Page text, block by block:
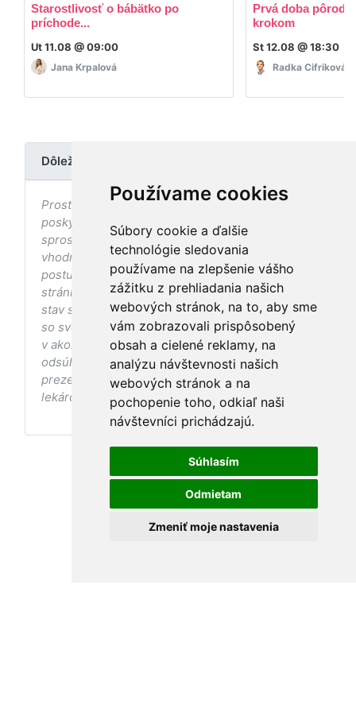
Používame cookies
Súbory cookie a ďalšie
technológie sledovania
používame na zlepšenie vášho
zážitku z prehliadania našich
webových stránok, na to, aby sme
vám zobrazovali prispôsobený
obsah a cielené reklamy, na
analýzu návštevnosti našich
webových stránok a na
pochopenie toho, odkiaľ naši
návštevníci prichádzajú.
Súhlasím
Odmietam
Zmeniť moje nastavenia
Starostlivosť o bábätko po
príchode...
Ut 11.08 @ 09:00
Jana Krpalová
Prvá doba
krokom
St 12.08 @ 18:30
Radka Cifriková
Dôležité upozornenie
Prostredníctvom stránky nedochádza k
poskytovaniu zdravotnej starostlivosti, ani k jej
sprostredkovaniu, ani k jej nahrádzaniu. O
vhodných postupoch v oblasti zdravia, vhodnosti
postupov a odporúčaní prezentovaných na
stránke s ohľadom na Váš zdravotný
stav sa pred ich aplikáciou vždy vopred poraďte
so svojím ošetrujúcim lekárom, a to najmä ak ste
v akomkoľvek štádiu tehotenstva. Bez
odsúhlasenia postupov a odporúčaní
prezentovaných na stránke Vaším ošetrujúcim
lekárom tieto postupy a odporúčania neaplikujte.